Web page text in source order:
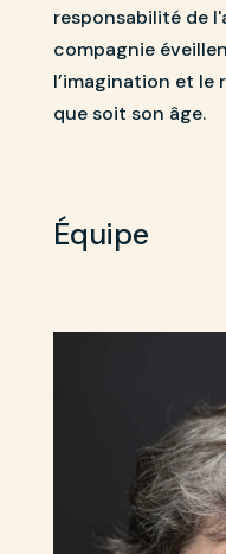
responsabilité de
compagnie
l’imagination et le
que soit son âge.
Équipe